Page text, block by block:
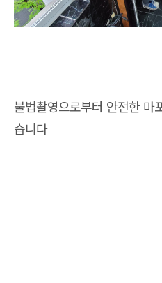
불법촬영으로부터 안전한 마
습니다